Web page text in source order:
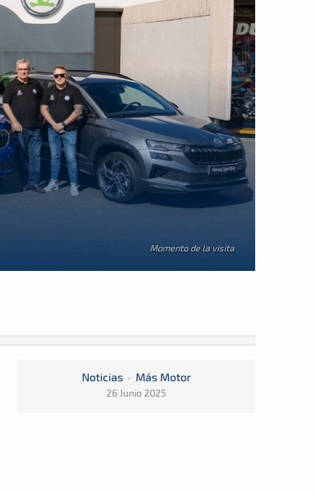
Momento de la visita
Noticias · Más Motor
26 Junio 2025